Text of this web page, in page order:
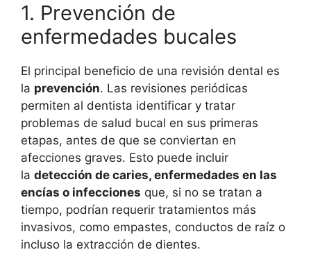
1. Prevención de
enfermedades bucales
El principal beneficio de una revisión dental es
la prevención. Las revisiones periódicas
permiten al dentista identificar y tratar
problemas de salud bucal en sus primeras
etapas, antes de que se conviertan en
afecciones graves. Esto puede incluir
la detección de caries, enfermedades en las
encías o infecciones que, si no se tratan a
tiempo, podrían requerir tratamientos más
invasivos, como empastes, conductos de raíz o
incluso la extracción de dientes.